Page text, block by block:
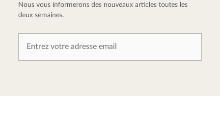
Nous vous informerons des nouveaux articles toutes les
deux semaines.